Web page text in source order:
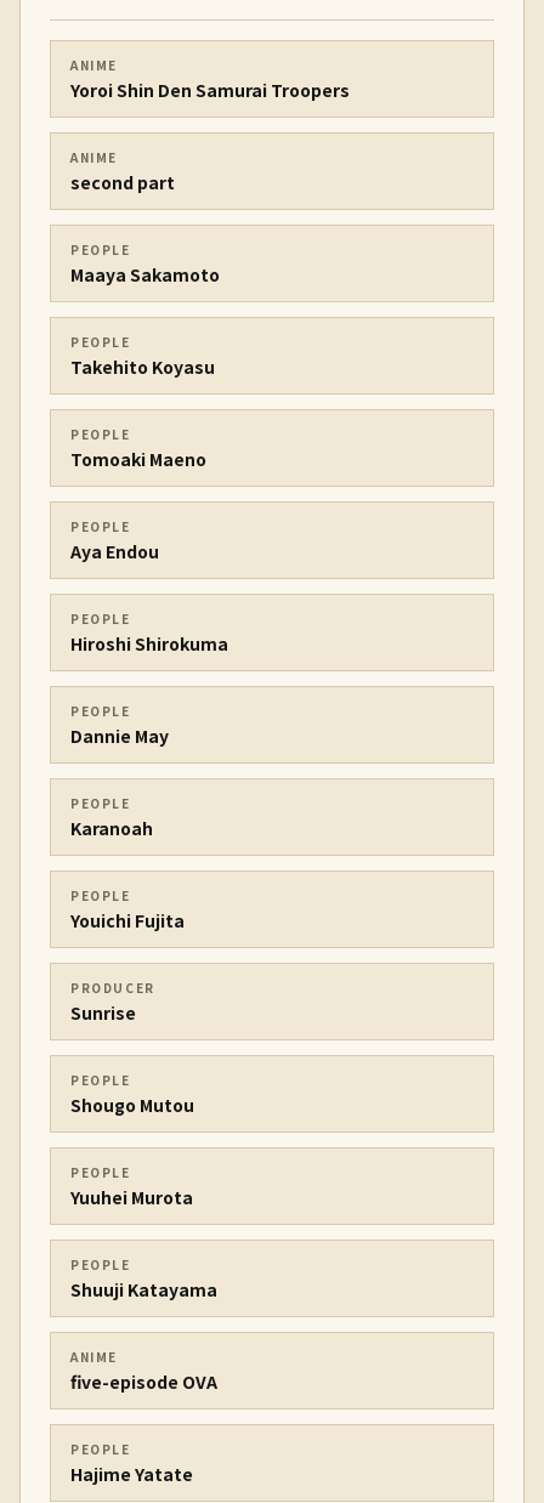
ANIME
Yoroi Shin Den Samurai Troopers
ANIME
second part
PEOPLE
Maaya Sakamoto
PEOPLE
Takehito Koyasu
PEOPLE
Tomoaki Maeno
PEOPLE
Aya Endou
PEOPLE
Hiroshi Shirokuma
PEOPLE
Dannie May
PEOPLE
Karanoah
PEOPLE
Youichi Fujita
PRODUCER
Sunrise
PEOPLE
Shougo Mutou
PEOPLE
Yuuhei Murota
PEOPLE
Shuuji Katayama
ANIME
five-episode OVA
PEOPLE
Hajime Yatate